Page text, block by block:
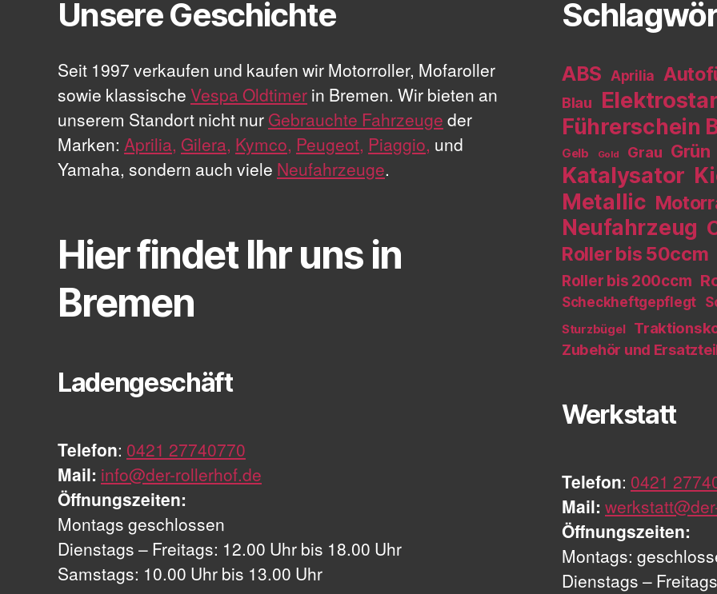
Unsere Geschichte
Seit 1997 verkaufen und kaufen wir Motorroller, Mofaroller
sowie klassische Vespa Oldtimer in Bremen. Wir bieten an
unserem Standort nicht nur Gebrauchte Fahrzeuge der
Marken: Aprilia, Gilera, Kymco, Peugeot, Piaggio, und
Yamaha, sondern auch viele Neufahrzeuge.
Hier findet Ihr uns in
Bremen
Ladengeschäft
Telefon: 0421 27740770
Mail: info@der-rollerhof.de
Öffnungszeiten:
Montags geschlossen
Dienstags – Freitags: 12.00 Uhr bis 18.00 Uhr
Samstags: 10.00 Uhr bis 13.00 Uhr
ABS Aprilia
Blau
Führerschein
Gelb Gold Grau Grün
Katalysator
Metallic
Neufahrzeug
Roller bis 50ccm
Roller bis 200ccm
Scheckheftgepflegt
Sturzbügel
Zubehör und
Werkstatt
Telefon: 0421
Mail:
Öffnungszeiten:
Montags:
Dienstags –